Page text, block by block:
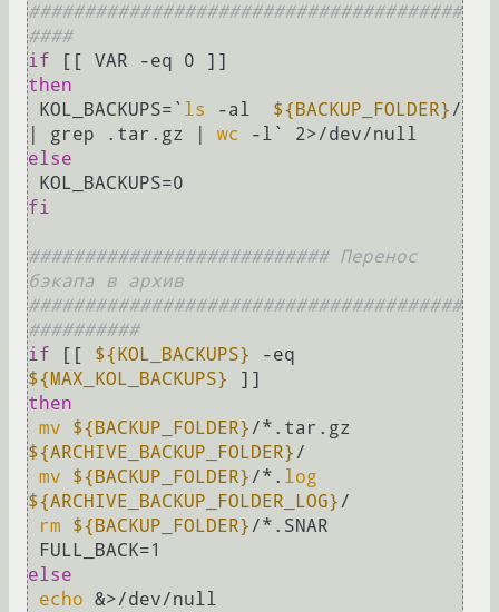
#######################################
####
if
then
KOL_BACKUPS=` ls -al ${BACKUP_FOLDER} /
| grep .tar.gz | wc
else
fi
########################### Перенос
бэкапа в архив
#######################################
##########
if [[ ${KOL_BACKUPS}
${MAX_KOL_BACKUPS}
then
mv
${BACKUP_FOLDER}
${ARCHIVE_BACKUP_FOLDER} /
mv
${BACKUP_FOLDER} /*. log
${ARCHIVE_BACKUP_FOLDER_LOG} /
rm
${BACKUP_FOLDER} /*.SNAR
else
echo